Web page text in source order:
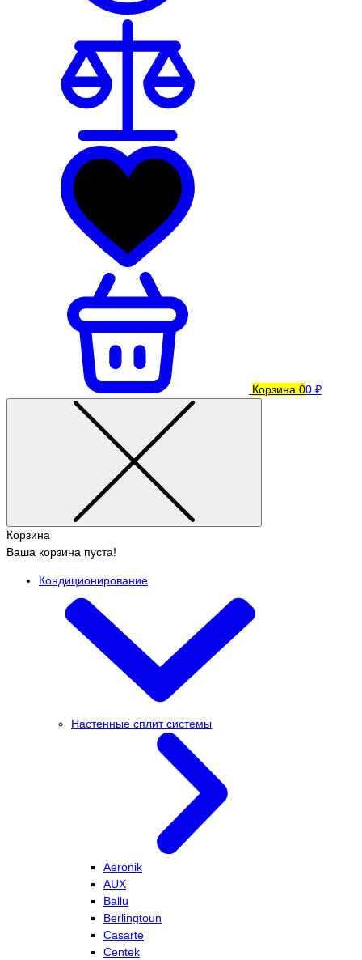
Корзина 00 ₽
Корзина
Ваша корзина пуста!
Кондиционирование
Настенные сплит системы
Aeronik
AUX
Ballu
Berlingtoun
Casarte
Centek